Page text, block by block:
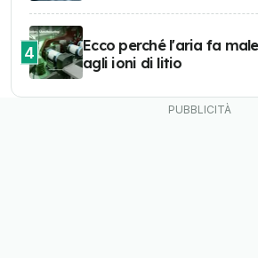
4
Ecco perché l'aria fa
agli ioni di litio